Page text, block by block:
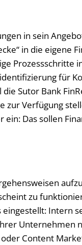
in sein
in die eigene
Prozessschritte
für
Sutor Bank
zur Verfügung
ein: Das sollen
zu
Intern
Unternehmen
Content